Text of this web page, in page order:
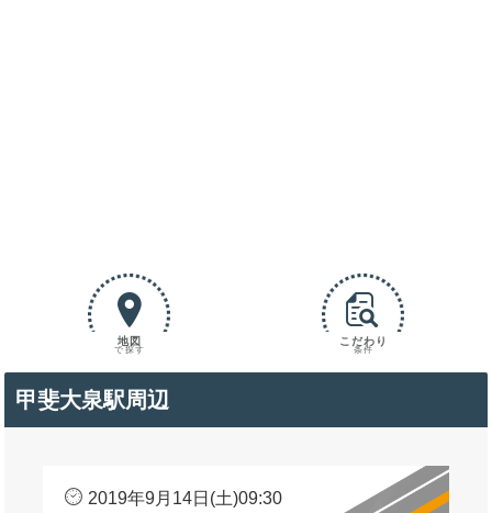
地図
で探す
こだわり
条件
甲斐大泉駅周辺
2019年9月14日(土)09:30